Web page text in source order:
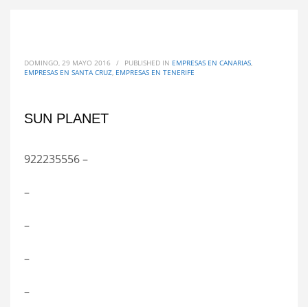
DOMINGO, 29 MAYO 2016 / PUBLISHED IN EMPRESAS EN CANARIAS,
EMPRESAS EN SANTA CRUZ, EMPRESAS EN TENERIFE
SUN PLANET
922235556 –
–
–
–
–